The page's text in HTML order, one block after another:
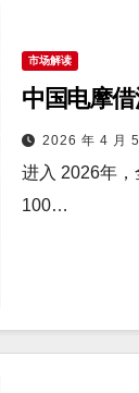
市场解读
中国电摩
2026 年 4 月
进入 2026年
100…